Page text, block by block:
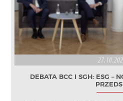
DEBATA BCC I SGH: ESG –